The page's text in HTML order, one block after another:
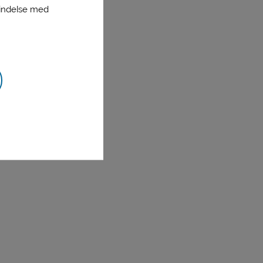
med